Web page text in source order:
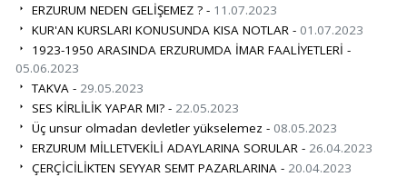
ERZURUM NEDEN GELİŞEMEZ ? - 11.07.2023
KUR'AN KURSLARI KONUSUNDA KISA NOTLAR - 01.07.2023
1923-1950 ARASINDA ERZURUMDA İMAR FAALİYETLERİ -
05.06.2023
TAKVA - 29.05.2023
SES KİRLİLİK YAPAR MI? - 22.05.2023
Üç unsur olmadan devletler yükselemez - 08.05.2023
ERZURUM MİLLETVEKİLİ ADAYLARINA SORULAR - 26.04.2023
ÇERÇİCİLİKTEN SEYYAR SEMT PAZARLARINA - 20.04.2023